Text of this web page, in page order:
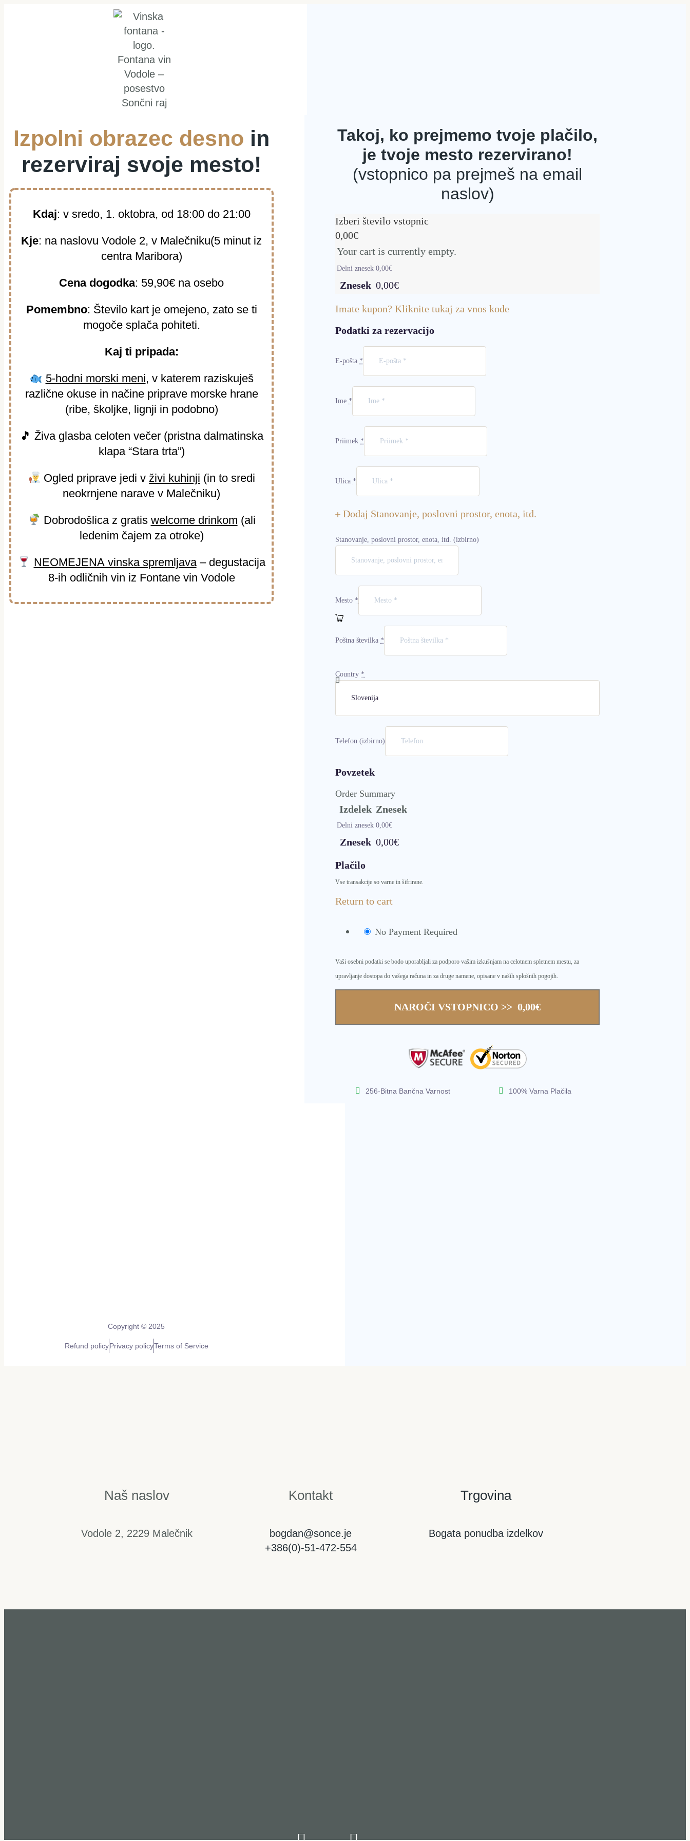
Izpolni obrazec desno in
rezerviraj svoje mesto!
Kdaj: v sredo, 1. oktobra, od 18:00 do 21:00
Kje: na naslovu Vodole 2, v Malečniku(5 minut iz
centra Maribora)
Cena dogodka: 59,90€ na osebo
Pomembno: Število kart je omejeno, zato se ti
mogoče splača pohiteti.
Kaj ti pripada:
5-hodni morski meni, v katerem raziskuješ
različne okuse in načine priprave morske hrane
(ribe, školjke, lignji in podobno)
🎵 Živa glasba celoten večer (pristna dalmatinska
klapa “Stara trta”)
Ogled priprave jedi vživi kuhinji (in to sredi
neokrnjene narave v Malečniku)
Dobrodošlica z gratis welcome drinkom (ali
ledenim čajem za otroke)
NEOMEJENA vinska spremljava– degustacija
8-ih odličnih vin iz Fontane vin Vodole
Takoj, ko prejmemo tvoje plačilo,
je tvoje mesto rezervirano!
(vstopnico pa prejmeš na email
naslov)
Izberi število vstopnic
0,00€
Your cart is currently empty.
Delni znesek 0,00€
Znesek 0,00€
Imate kupon? Kliknite tukaj za vnos kode
Podatki za rezervacijo
E-pošta *
Ime *
Priimek *
Ulica *
Dodaj Stanovanje, poslovni prostor, enota, itd.
Stanovanje, poslovni prostor, enota, itd. (izbirno)
Mesto *
Poštna številka *
Country *
Telefon (izbirno)
Povzetek
Order Summary
Izdelek Znesek
Delni znesek 0,00€
Znesek 0,00€
Plačilo
Vse transakcije so varne in šifrirane.
Return to cart
No Payment Required
Vaši osebni podatki se bodo uporabljali za podporo vašim izkušnjam na celotnem spletnem mestu, za
upravljanje dostopa do vašega računa in za druge namene, opisane v naših splošnih pogojih.
NAROČI VSTOPNICO >> 0,00€
256-Bitna Bančna Varnost 100% Varna Plačila
Copyright © 2025
Refund policyPrivacy policyTerms of Service
Naš naslov
Vodole 2, 2229 Malečnik
Kontakt
bogdan@sonce.je
+386(0)-51-472-554
Trgovina
Bogata ponudba izdelkov